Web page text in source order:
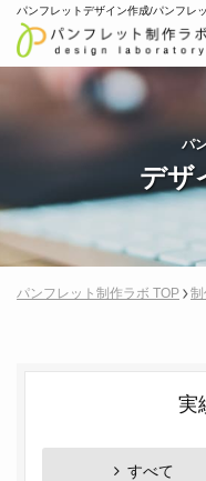
パンフレットデザイン作成/パンフレ
パ
デザ
パンフレット制作ラボ TOP 制
実
すべて